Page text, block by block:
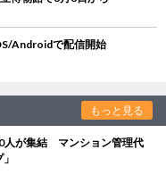
Androidで配信開始
もっと見る
人が集結 マンション管理代